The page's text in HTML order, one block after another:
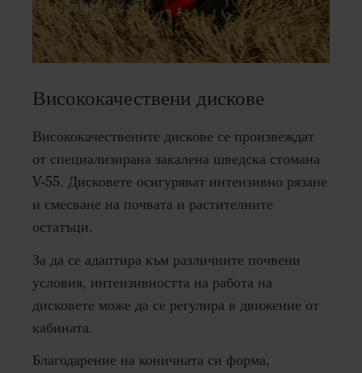
Висококачествени дискове
Висококачествените дискове се произвеждат
от специализирана закалена шведска стомана
V-55. Дисковете осигуряват интензивно рязане
и смесване на почвата и растителните
остатъци.
За да се адаптира към различните почвени
условия, интензивността на работа на
дисковете може да се регулира в движение от
кабината.
Благодарение на коничната си форма,